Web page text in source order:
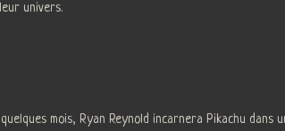
univers.
mois, Ryan Reynold incarnera Pikachu